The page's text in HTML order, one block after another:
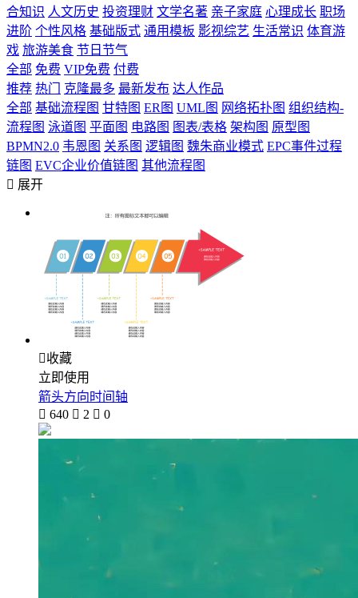
合知识 人文历史 投资理财 文学名著 亲子家庭 心理成长 职场
进阶 个性风格 基础版式 通用模板 影视综艺 生活常识 体育游
戏 旅游美食 节日节气
全部 免费 VIP免费 付费
推荐 热门 克隆最多 最新发布 达人作品
全部 基础流程图 甘特图 ER图 UML图 网络拓扑图 组织结构-
流程图 泳道图 平面图 电路图 图表/表格 架构图 原型图
BPMN2.0 韦恩图 关系图 逻辑图 魏朱商业模式 EPC事件过程
链图 EVC企业价值链图 其他流程图
 展开
收藏
立即使用
箭头方向时间轴
 640  2  0